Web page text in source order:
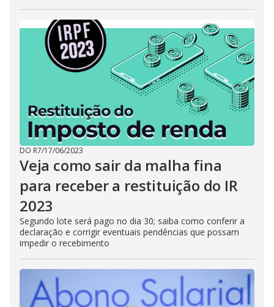
DO R7/17/06/2023
Veja como sair da malha fina
para receber a restituição do IR
2023
Segundo lote será pago no dia 30; saiba como conferir a
declaração e corrigir eventuais pendências que possam
impedir o recebimento